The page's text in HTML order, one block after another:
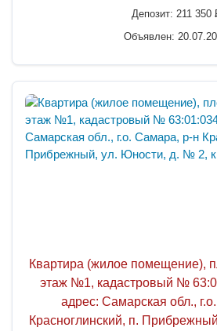
Депозит: 211 350
Объявлен:
Квартира (жилое помещение),
этаж №1, кадастровый №
адрес: Самарская обл.,
Красноглинский, п.